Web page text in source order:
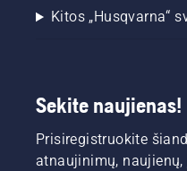
Kitos „Husqvarna“
Sekite naujienas!
Prisiregistruokite
atnaujinimų,